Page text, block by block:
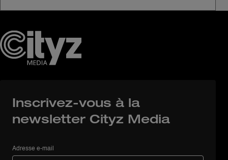
Inscrivez-vous à la
newsletter Cityz Media
Adresse e-mail